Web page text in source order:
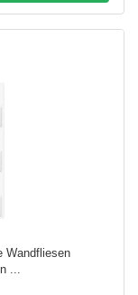
Wandfliesen
...